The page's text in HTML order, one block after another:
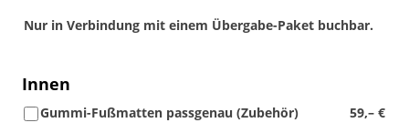
Nur in Verbindung mit einem Übergabe-Paket buchbar.
Innen
59,– €
Gummi-Fußmatten passgenau (Zubehör)